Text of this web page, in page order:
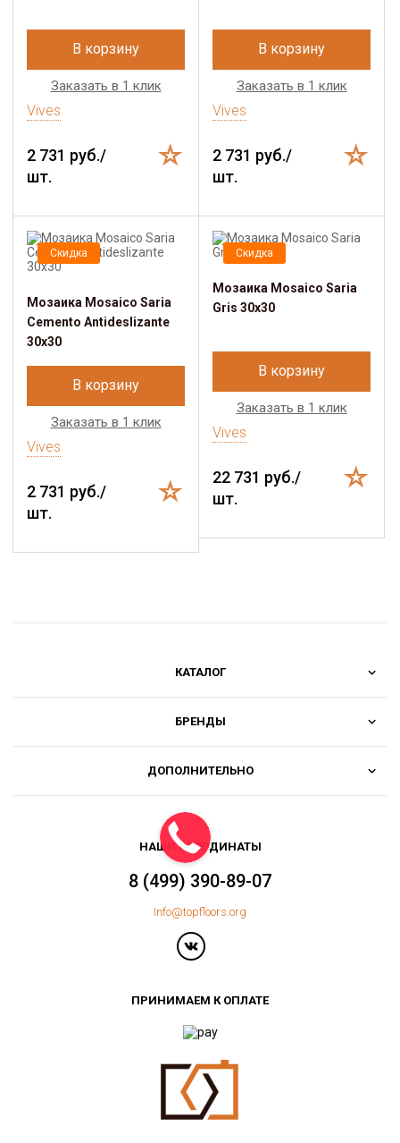
В корзину
Заказать в 1 клик
Vives
2 731 руб./
шт.
В корзину
Заказать в 1 клик
Vives
2 731 руб./
шт.
Скидка
Мозаика Mosaico Saria
Cemento Antideslizante
30x30
В корзину
Заказать в 1 клик
Vives
2 731 руб./
шт.
Скидка
Мозаика Mosaico Saria
Gris 30x30
В корзину
Заказать в 1 клик
Vives
22 731 руб./
шт.
КАТАЛОГ
БРЕНДЫ
ДОПОЛНИТЕЛЬНО
НАШИ КООРДИНАТЫ
8 (499) 390-89-07
Info@topfloors.org
ПРИНИМАЕМ К ОПЛАТЕ